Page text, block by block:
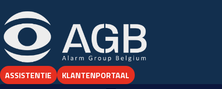
ASSISTENTIE KLANTENPORTAAL